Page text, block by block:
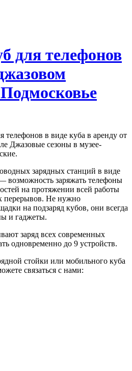
для телефонов
телефонов в виде куба в аренду от
Джазовые сезоны в музее-
зарядных станций в виде
возможность заряжать телефоны
на протяжении всей работы
перерывов. Не нужно
на подзаряд кубов, они всегда
и гаджеты.
заряд всех современных
одновременно до 9 устройств.
стойки или мобильного куба
связаться с нами: